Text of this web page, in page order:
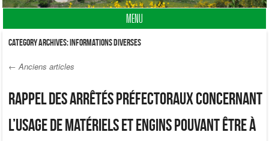
MENU
Fin du contenu
Category Archives:Informations diverses
Post navigation
← Anciens articles
Rappel des arrêtés préfectoraux concernant
l’usage de matériels et engins pouvant être à